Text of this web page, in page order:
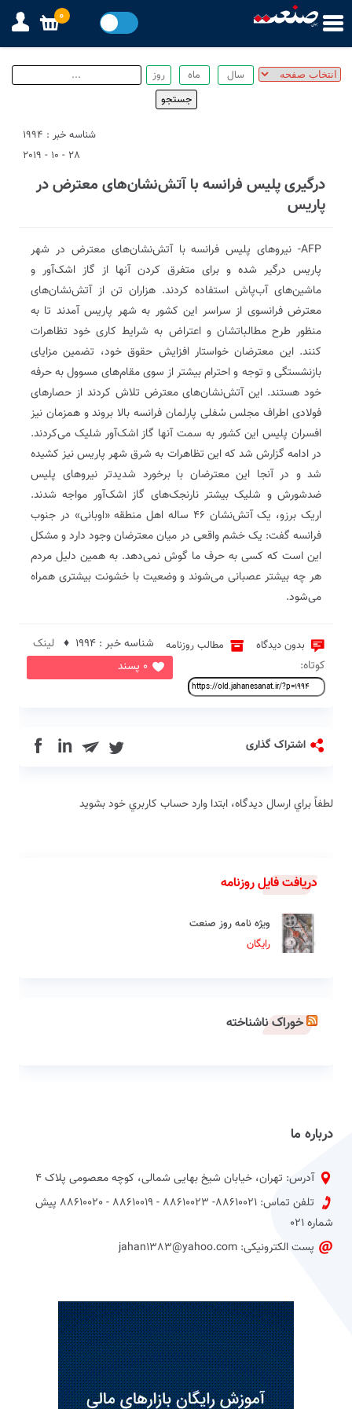
شناسه خبر : 1994
28 - 10 - 2019
درگیری پلیس فرانسه با آتش‌نشان‌های معترض در
پاریس
AFP- نیروهای پلیس فرانسه با آتش‌نشان‌های معترض در شهر
پاریس درگیر شده و برای متفرق کردن آنها از گاز اشک‌آور و
ماشین‌های آب‌پاش استفاده کردند. هزاران تن از آتش‌نشان‌های
معترض فرانسوی از سراسر این کشور به شهر پاریس آمدند تا به
منظور طرح مطالباتشان و اعتراض به شرایط کاری خود تظاهرات
کنند. این معترضان خواستار افزایش حقوق خود، تضمین مزایای
بازنشستگی و توجه و احترام بیشتر از سوی مقام‌های مسوول به حرفه
خود هستند. این آتش‌نشان‌های معترض تلاش کردند از حصارهای
فولادی اطراف مجلس سُفلی پارلمان فرانسه بالا بروند و همزمان نیز
افسران پلیس این کشور به سمت آنها گاز اشک‌آور شلیک می‌کردند.
در ادامه گزارش شد که این تظاهرات به شرق شهر پاریس نیز کشیده
شد و در آنجا این معترضان با برخورد شدیدتر نیروهای پلیس
ضدشورش و شلیک بیشتر نارنجک‌های گاز اشک‌آور مواجه شدند.
اریک برزو، یک آتش‌نشان ۴۶ ساله اهل منطقه «اوبانی» در جنوب
فرانسه گفت: یک خشم واقعی در میان معترضان وجود دارد و مشکل
این است که کسی به حرف ما گوش نمی‌دهد. به همین دلیل مردم
هر چه بیشتر عصبانی می‌شوند و وضعیت با خشونت بیشتری همراه
می‌شود.
بدون دیدگاه مطالب روزنامه
0 پسند
شناسه خبر : 1994 ♦
لینک
کوتاه:
اشتراک گذاری in
لطفاً براي ارسال دیدگاه، ابتدا وارد حساب كاربري خود بشويد
دریافت فایل روزنامه
ویژه نامه روز صنعت
رایگان
خوراک ناشناخته
درباره ما
آدرس: تهران، خیابان شیخ بهایی شمالی، کوچه معصومی پلاک 4
تلفن تماس: 88610021- 88610023 - 88610019 - 88610020 پیش
شماره 021
پست الکترونیکی: jahan1383@yahoo.com
0